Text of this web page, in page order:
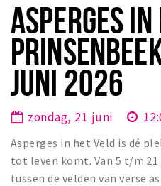
Bezienswaardigheden
Musea, theaters & podia
Uitjes & activiteiten
Natuurgebieden
Baroniepoorten
Sport
ASPERGES
JUNI 2026
zondag, 21 juni
Asperges in het Veld is dé
tot leven komt. Van 5 t/m
tussen de velden van verse